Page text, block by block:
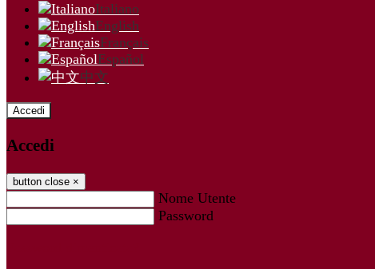
Italiano
English
Français
Español
中文
Accedi
Accedi
button close ×
Nome Utente
Password